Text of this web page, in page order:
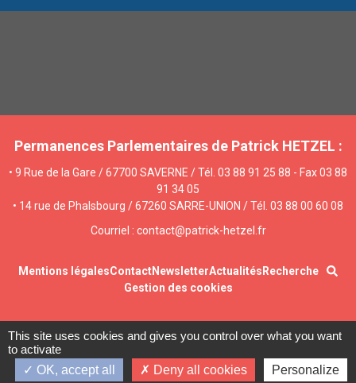
Permanences Parlementaires de Patrick HETZEL :
• 9 Rue de la Gare / 67700 SAVERNE / Tél. 03 88 91 25 88 - Fax 03 88
91 34 05
• 14 rue de Phalsbourg / 67260 SARRE-UNION / Tél. 03 88 00 60 08
Courriel : contact@patrick-hetzel.fr
Mentions légalesContactNewsletterActualités Recherche
Gestion des cookies
This site uses cookies and gives you control over what you want
to activate
OK, accept all
Deny all cookies Personalize